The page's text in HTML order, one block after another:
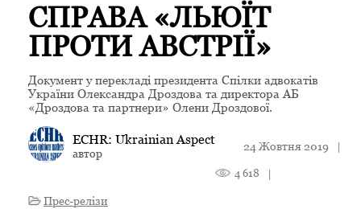
СПРАВА «ЛЬЮЇТ
ПРОТИ АВСТРІЇ»
Документ у перекладі президента Спілки адвокатів
України Олександра Дроздова та директора АБ
«Дроздова та партнери» Олени Дроздової.
ECHR: Ukrainian Aspect
автор
24 Жовтня 2019 |
4 618
|
Прес-релізи